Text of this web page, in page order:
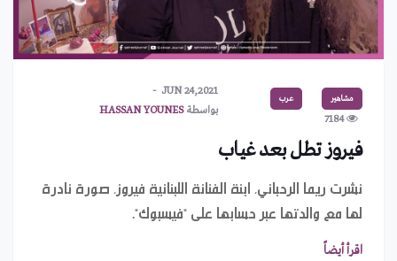
مشاهير عرب
7184
JUN 24,2021
بواسطةHASSAN YOUNES
فيروز تطل بعد غياب
نشرت ريما الرحباني، ابنة الفنانة اللبنانية فيروز، صورة نادرة
لها مع والدتها عبر حسابها على "فيسبوك".
اقرأ أيضاً